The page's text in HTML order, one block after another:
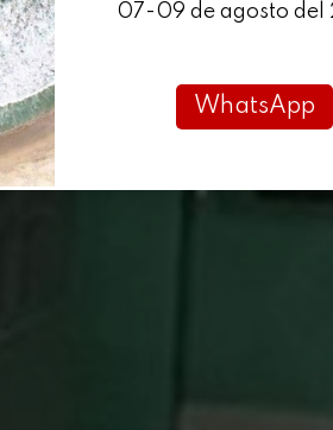
07-09 de agosto del
WhatsApp